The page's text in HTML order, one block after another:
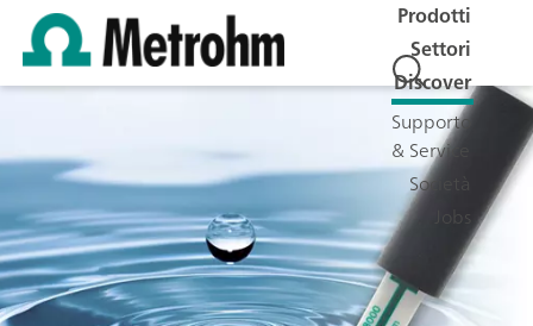
Prodotti
Settori
Discover
Supporto
& Service
Società
Jobs